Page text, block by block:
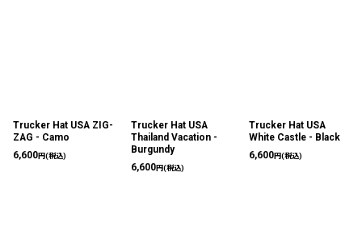
Trucker Hat USA ZIG-
ZAG - Camo
6,600円(税込)
Trucker Hat USA
Thailand Vacation -
Burgundy
6,600円(税込)
Trucker Hat USA
White Castle - Black
6,600円(税込)